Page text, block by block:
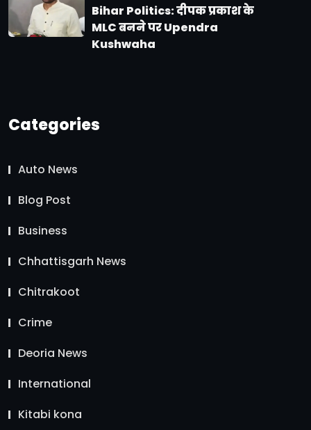
Bihar Politics: दीपक प्रकाश के
MLC बनने पर Upendra
Kushwaha
Categories
Auto News
Blog Post
Business
Chhattisgarh News
Chitrakoot
Crime
Deoria News
International
Kitabi kona